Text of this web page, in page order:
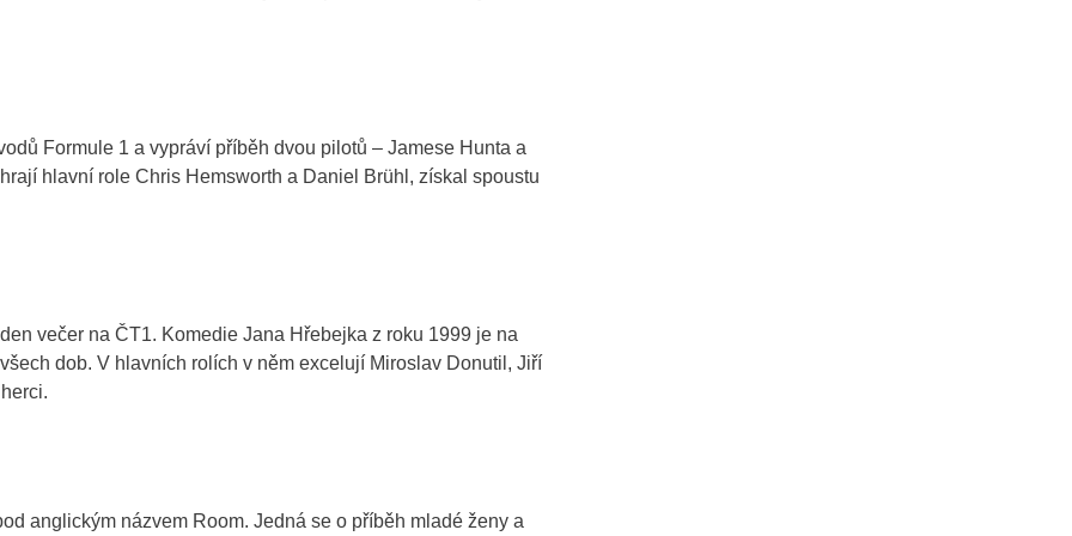
Formule 1 a vypráví příběh dvou pilotů – Jamese Hunta a
hlavní role Chris Hemsworth a Daniel Brühl, získal spoustu
večer na ČT1. Komedie Jana Hřebejka z roku 1999 je na
dob. V hlavních rolích v něm excelují Miroslav Donutil, Jiří
anglickým názvem Room. Jedná se o příběh mladé ženy a